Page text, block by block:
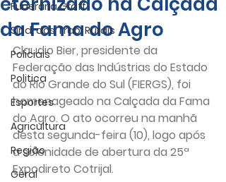
Funerária Gräff
Sind. dos Trab. Rurais
Policiais
Politica
Esportes
Agricultura
Região
Geral
da Fama do Agro
Claudio Bier, presidente da
Federação das Indústrias do Estado
do Rio Grande do Sul (FIERGS), foi
homenageado na Calçada da Fama
do Agro. O ato ocorreu na manhã
desta segunda-feira (10), logo após
a solenidade de abertura da 25ª
Expodireto Cotrijal.